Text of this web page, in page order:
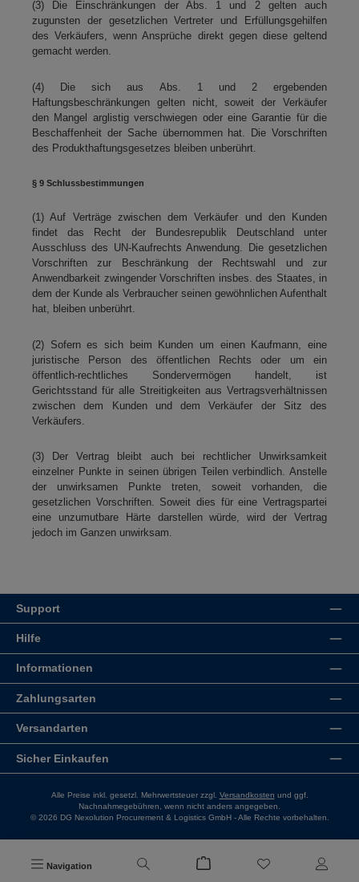
Navigation
(3) Die Einschränkungen der Abs. 1 und 2 gelten auch
zugunsten der gesetzlichen Vertreter und Erfüllungsgehilfen
des Verkäufers, wenn Ansprüche direkt gegen diese geltend
gemacht werden.
(4) Die sich aus Abs. 1 und 2 ergebenden
Haftungsbeschränkungen gelten nicht, soweit der Verkäufer
den Mangel arglistig verschwiegen oder eine Garantie für die
Beschaffenheit der Sache übernommen hat. Die Vorschriften
des Produkthaftungsgesetzes bleiben unberührt.
§ 9 Schlussbestimmungen
(1) Auf Verträge zwischen dem Verkäufer und den Kunden
findet das Recht der Bundesrepublik Deutschland unter
Ausschluss des UN-Kaufrechts Anwendung. Die gesetzlichen
Vorschriften zur Beschränkung der Rechtswahl und zur
Anwendbarkeit zwingender Vorschriften insbes. des Staates, in
dem der Kunde als Verbraucher seinen gewöhnlichen Aufenthalt
hat, bleiben unberührt.
(2) Sofern es sich beim Kunden um einen Kaufmann, eine
juristische Person des öffentlichen Rechts oder um ein
öffentlich-rechtliches Sondervermögen handelt, ist
Gerichtsstand für alle Streitigkeiten aus Vertragsverhältnissen
zwischen dem Kunden und dem Verkäufer der Sitz des
Verkäufers.
(3) Der Vertrag bleibt auch bei rechtlicher Unwirksamkeit
einzelner Punkte in seinen übrigen Teilen verbindlich. Anstelle
der unwirksamen Punkte treten, soweit vorhanden, die
gesetzlichen Vorschriften. Soweit dies für eine Vertragspartei
eine unzumutbare Härte darstellen würde, wird der Vertrag
jedoch im Ganzen unwirksam.
Support
Hilfe
Informationen
Zahlungsarten
Versandarten
Sicher Einkaufen
Alle Preise inkl. gesetzl. Mehrwertsteuer zzgl. Versandkosten und ggf.
Nachnahmegebühren, wenn nicht anders angegeben.
© 2026 DG Nexolution Procurement & Logistics GmbH - Alle Rechte vorbehalten.